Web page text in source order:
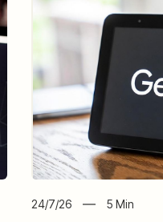
24/7/26 5 Min